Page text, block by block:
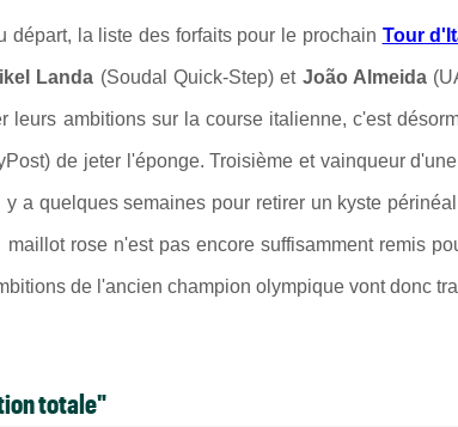
départ, la liste des forfaits pour le prochain Tour
Landa (Soudal Quick-Step) et João Almeida
leurs ambitions sur la course italienne, c'est
de jeter l'éponge. Troisième et vainqueur
a quelques semaines pour retirer un kyste
rose n'est pas encore suffisamment remis
de l'ancien champion olympique vont donc
totale"